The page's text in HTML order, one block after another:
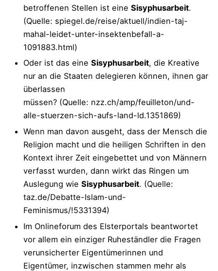
betroffenen Stellen ist eine Sisyphusarbeit.
(Quelle: spiegel.de/reise/aktuell/indien-taj-
mahal-leidet-unter-insektenbefall-a-
1091883.html)
Oder ist das eine Sisyphusarbeit, die Kreative
nur an die Staaten delegieren können, ihnen gar
überlassen
müssen? (Quelle: nzz.ch/amp/feuilleton/und-
alle-stuerzen-sich-aufs-land-ld.1351869)
Wenn man davon ausgeht, dass der Mensch die
Religion macht und die heiligen Schriften in den
Kontext ihrer Zeit eingebettet und von Männern
verfasst wurden, dann wirkt das Ringen um
Auslegung wie Sisyphusarbeit. (Quelle:
taz.de/Debatte-Islam-und-
Feminismus/!5331394)
Im Onlineforum des Elsterportals beantwortet
vor allem ein einziger Ruheständler die Fragen
verunsicherter Eigentümerinnen und
Eigentümer, inzwischen stammen mehr als